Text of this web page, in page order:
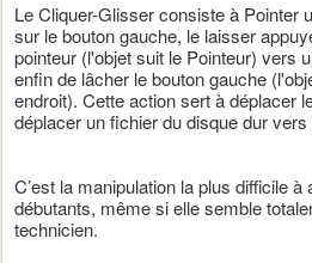
Le Cliquer-Glisser consiste à Pointer
sur le bouton gauche, le laisser
pointeur (l'objet suit le Pointeur) vers
enfin de lâcher le bouton gauche
endroit). Cette action sert à déplacer
déplacer un fichier du disque dur
C’est la manipulation la plus difficile à
débutants, même si elle semble
technicien.